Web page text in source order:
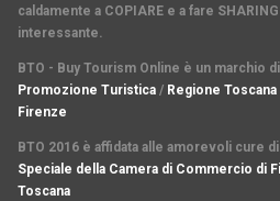
caldamente a COPIARE e a fare
interessante.
BTO - Buy Tourism Online è un marchio
Promozione Turistica / Regione Toscana
Firenze
BTO 2016 è affidata alle amorevoli cure di
Speciale della Camera di Commercio di
Toscana